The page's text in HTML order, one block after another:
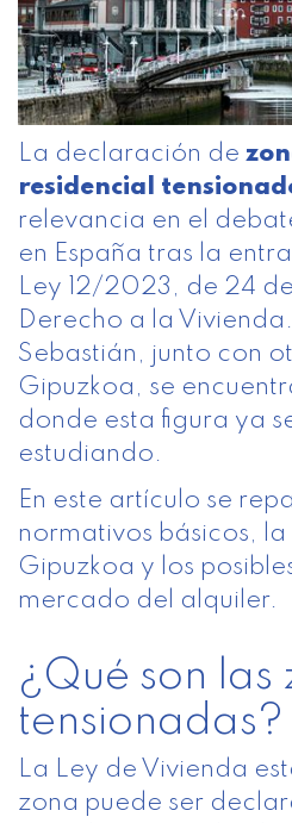
La declaración de
residencial
relevancia en el
en España tras la
Ley 12/2023, de 24
Derecho a la
Sebastián, junto con
Gipuzkoa, se
donde esta figura ya
estudiando.
En este artículo se
normativos básicos, la
Gipuzkoa y los
mercado del alquiler.
¿Qué son las
tensionadas?
La Ley de Vivienda
zona puede ser